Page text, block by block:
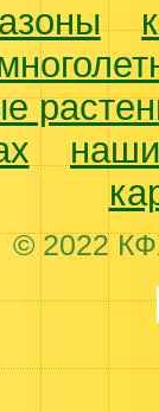
© 2022